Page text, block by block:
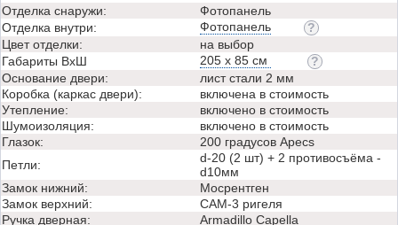
Отделка снаружи:
Фотопанель
Отделка внутри:
Фотопанель
Цвет отделки:
на выбор
Габариты ВхШ
205 х 85 см
Основание двери:
лист стали 2 мм
Коробка (каркас двери):
включена в стоимость
Утепление:
включено в стоимость
Шумоизоляция:
включено в стоимость
Глазок:
200 градусов Apecs
Петли:
d-20 (2 шт) + 2 противосъёма -
d10мм
Замок нижний:
Мосрентген
Замок верхний:
САМ-3 ригеля
Ручка дверная:
Аrmadillo Capella